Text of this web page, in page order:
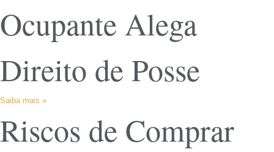
Ocupante Alega
Direito de Posse
Saiba mais »
Riscos de Comprar